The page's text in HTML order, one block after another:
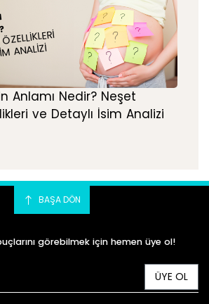
ANALIZI
Anlamı Nedir? Neşet
ve Detaylı İsim Analizi
BAŞA DÖN
görebilmek için hemen üye ol!
ÜYE OL